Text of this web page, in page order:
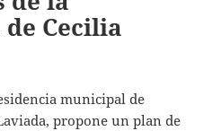
Cecilia
municipal de
propone un plan de